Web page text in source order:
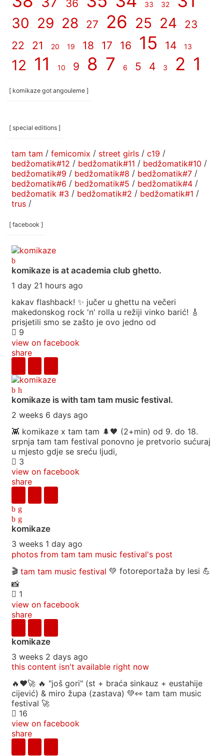
36 33 32
30 29 28 27 26 25 24
23
22
21 20 19 18 17 16 15 14 13
12 11 10 9 8 7 6 5 4 3 2 1
[ komikaze got angouleme ]
[ special editions ]
tam tam / femicomix / street girls / c19 /
bedžomatik#12 / bedžomatik#11 / bedžomatik#10 /
bedžomatik#9 / bedžomatik#8 / bedžomatik#7 /
bedžomatik#6 / bedžomatik#5 / bedžomatik#4 /
bedžomatik #3 / bedžomatik#2 / bedžomatik#1 /
trus /
[ facebook ]
komikaze is at academia club ghetto.
1 day 21 hours ago
kakav flashback! ✨ jučer u ghettu na večeri
makedonskog rock 'n' rolla u režiji vinko barić! 🎸
prisjetili smo se zašto je ovo jedno od
9
view on facebook
share
komikaze is with tam tam music festival.
2 weeks 6 days ago
👾 komikaze x tam tam 🌲🖤 (2+min) od 9. do 18.
srpnja tam tam festival ponovno je pretvorio sućuraj
u mjesto gdje se sreću ljudi,
3
view on facebook
share
komikaze
3 weeks 1 day ago
photos from tam tam music festival's post
🎬 tam tam music festival 💚 fotoreportaža by lesi 💪
📸
1
view on facebook
share
komikaze
3 weeks 2 days ago
this content isn't available right now
🔥♥️🚀 🔥 "još gori" (st + braća sinkauz + eustahije
cijević) & miro župa (zastava) 💚👀 tam tam music
festival 🚀
16
view on facebook
share